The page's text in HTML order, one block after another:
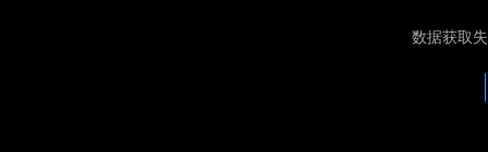
数据获取